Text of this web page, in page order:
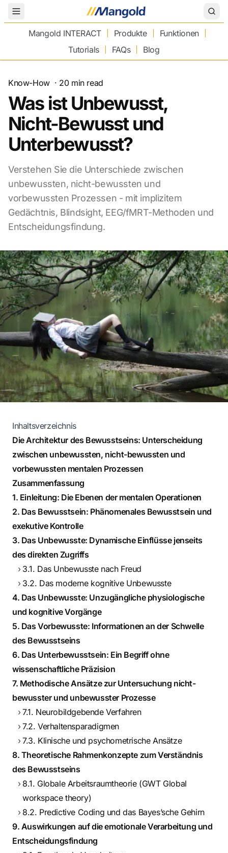
Toggle Menu
Mangold INTERACT
Produkte
Funktionen
Tutorials
FAQs Blog
Know-How· 20min read
Was ist Unbewusst,
Nicht-Bewusst und
Unterbewusst?
Verstehen Sie die Unterschiede zwischen
unbewussten, nicht-bewussten und
vorbewussten Prozessen - mit implizitem
Gedächtnis, Blindsight, EEG/fMRT-Methoden und
Entscheidungsfindung.
Inhaltsverzeichnis
Die Architektur des Bewusstseins: Unterscheidung
zwischen unbewussten, nicht-bewussten und
vorbewussten mentalen Prozessen
Zusammenfassung
1. Einleitung: Die Ebenen der mentalen Operationen
2. Das Bewusstsein: Phänomenales Bewusstsein und
exekutive Kontrolle
3. Das Unbewusste: Dynamische Einflüsse jenseits
des direkten Zugriffs
3.1. Das Unbewusste nach Freud
3.2. Das moderne kognitive Unbewusste
4. Das Unbewusste: Unzugängliche physiologische
und kognitive Vorgänge
5. Das Vorbewusste: Informationen an der Schwelle
des Bewusstseins
6. Das Unterbewusstsein: Ein Begriff ohne
wissenschaftliche Präzision
7. Methodische Ansätze zur Untersuchung nicht-
bewusster und unbewusster Prozesse
7.1. Neurobildgebende Verfahren
7.2. Verhaltensparadigmen
7.3. Klinische und psychometrische Ansätze
8. Theoretische Rahmenkonzepte zum Verständnis
des Bewusstseins
8.1. Globale Arbeitsraumtheorie (GWT Global
workspace theory)
8.2. Predictive Coding und das Bayes’sche Gehirn
9. Auswirkungen auf die emotionale Verarbeitung und
Entscheidungsfindung